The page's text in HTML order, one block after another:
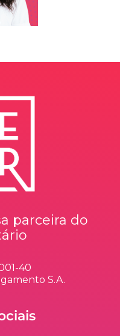
parceira do
40
S.A.